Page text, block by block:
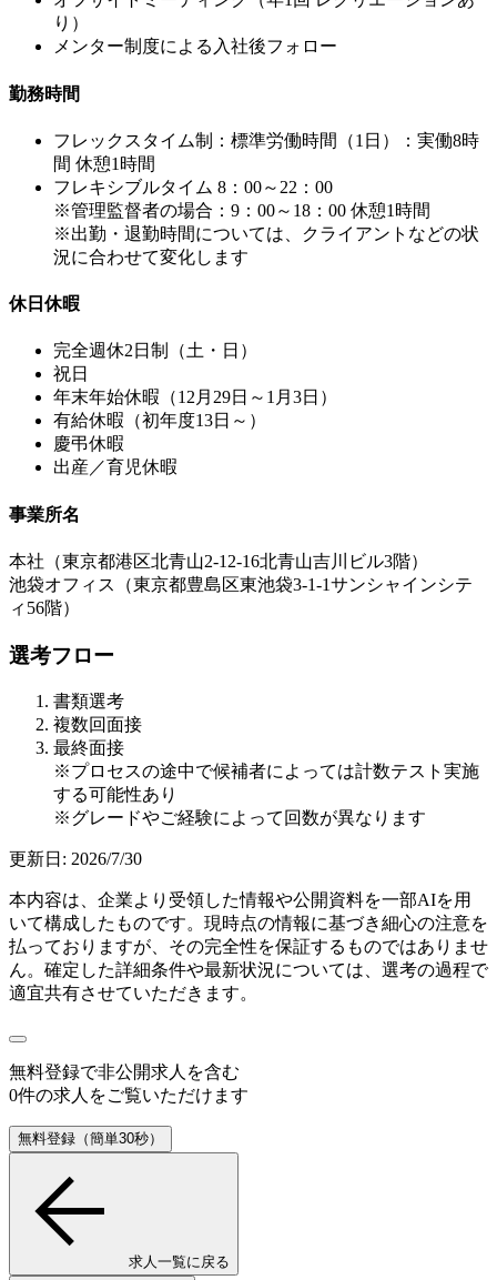
り）
メンター制度による入社後フォロー
勤務時間
フレックスタイム制：標準労働時間（1日）：実働8時
間 休憩1時間
フレキシブルタイム 8：00～22：00
※管理監督者の場合：9：00～18：00 休憩1時間
※出勤・退勤時間については、クライアントなどの状
況に合わせて変化します
休日休暇
完全週休2日制（土・日）
祝日
年末年始休暇（12月29日～1月3日）
有給休暇（初年度13日～）
慶弔休暇
出産／育児休暇
事業所名
本社（東京都港区北青山2-12-16北青山吉川ビル3階）
池袋オフィス（東京都豊島区東池袋3-1-1サンシャインシテ
ィ56階）
選考フロー
書類選考
複数回面接
最終面接
※プロセスの途中で候補者によっては計数テスト実施
する可能性あり
※グレードやご経験によって回数が異なります
更新日: 2026/7/30
本内容は、企業より受領した情報や公開資料を一部AIを用
いて構成したものです。現時点の情報に基づき細心の注意を
払っておりますが、その完全性を保証するものではありませ
ん。確定した詳細条件や最新状況については、選考の過程で
適宜共有させていただきます。
無料登録で非公開求人 を含む
0件の求人をご覧いただけます
無料登録（簡単30秒）
求人一覧に戻る